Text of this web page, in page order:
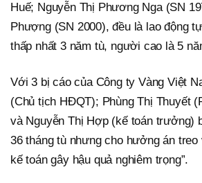
Huế; Nguyễn Thị Phương Nga (SN
Phượng (SN 2000), đều là lao động
thấp nhất 3 năm tù, người cao là 5
Với 3 bị cáo của Công ty Vàng Việt
(Chủ tịch HĐQT); Phùng Thị Thuyết
và Nguyễn Thị Hợp (kế toán trưởng)
36 tháng tù nhưng cho hưởng án treo
kế toán gây hậu quả nghiêm trọng”.